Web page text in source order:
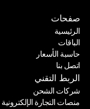
صفحات
الرئيسية
الرئيسية
الباقات
الباقات
حاسبة الأسعار
حاسبة الأسعار
اتصل بنا
اتصل بنا
الربط التقني
شركات الشحن
شركات الشحن
منصات التجارة الإلكترونية